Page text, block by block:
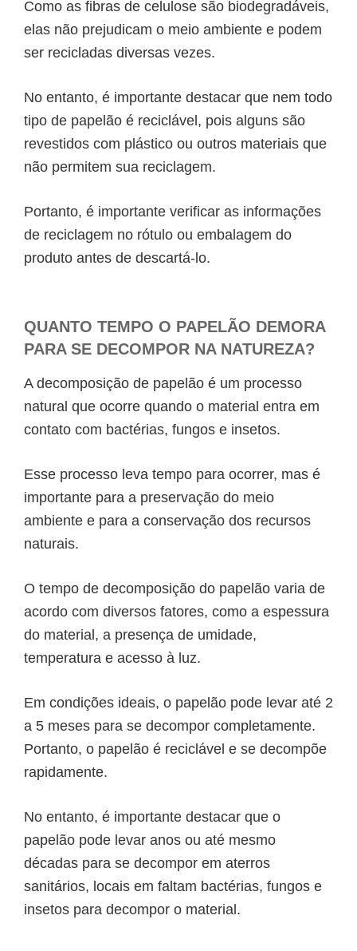
Como as fibras de celulose são biodegradáveis,
elas não prejudicam o meio ambiente e podem
ser recicladas diversas vezes.
No entanto, é importante destacar que nem todo
tipo de papelão é reciclável, pois alguns são
revestidos com plástico ou outros materiais que
não permitem sua reciclagem.
Portanto, é importante verificar as informações
de reciclagem no rótulo ou embalagem do
produto antes de descartá-lo.
QUANTO TEMPO O PAPELÃO DEMORA
PARA SE DECOMPOR NA NATUREZA?
A decomposição de papelão é um processo
natural que ocorre quando o material entra em
contato com bactérias, fungos e insetos.
Esse processo leva tempo para ocorrer, mas é
importante para a preservação do meio
ambiente e para a conservação dos recursos
naturais.
O tempo de decomposição do papelão varia de
acordo com diversos fatores, como a espessura
do material, a presença de umidade,
temperatura e acesso à luz.
Em condições ideais, o papelão pode levar até 2
a 5 meses para se decompor completamente.
Portanto, o papelão é reciclável e se decompõe
rapidamente.
No entanto, é importante destacar que o
papelão pode levar anos ou até mesmo
décadas para se decompor em aterros
sanitários, locais em faltam bactérias, fungos e
insetos para decompor o material.